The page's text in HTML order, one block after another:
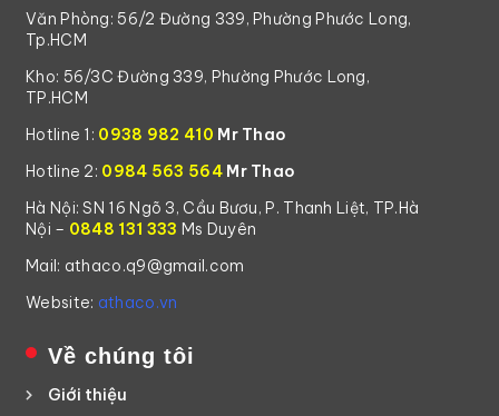
Văn Phòng: 56/2 Đường 339, Phường Phước Long,
Tp.HCM
Kho: 56/3C Đường 339, Phường Phước Long,
TP.HCM
Hotline 1: 0938 982 410 Mr Thao
Hotline 2: 0984 563 564Mr Thao
Hà Nội: SN 16 Ngõ 3, Cầu Bươu, P. Thanh Liệt, TP.Hà
Nội – 0848 131 333 Ms Duyên
Mail: athaco.q9@gmail.com
Website: athaco.vn
Về chúng tôi
Giới thiệu